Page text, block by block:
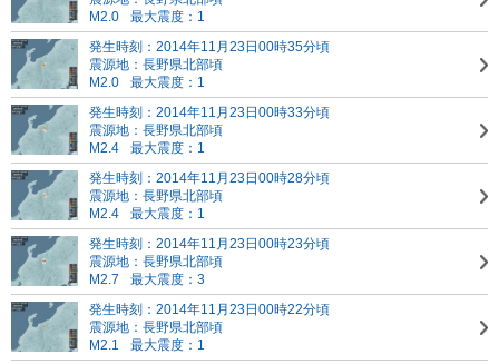
M2.0
最大震度：1
発生時刻：2014年11月23日00時35分頃
震源地：長野県北部頃
M2.0
最大震度：1
発生時刻：2014年11月23日00時33分頃
震源地：長野県北部頃
M2.4
最大震度：1
発生時刻：2014年11月23日00時28分頃
震源地：長野県北部頃
M2.4
最大震度：1
発生時刻：2014年11月23日00時23分頃
震源地：長野県北部頃
M2.7
最大震度：3
発生時刻：2014年11月23日00時22分頃
震源地：長野県北部頃
M2.1
最大震度：1